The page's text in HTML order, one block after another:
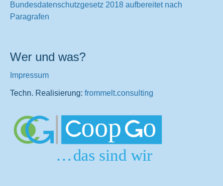
Bundesdatenschutzgesetz 2018 aufbereitet nach
Paragrafen
Wer und was?
Impressum
Techn. Realisierung: frommelt.consulting